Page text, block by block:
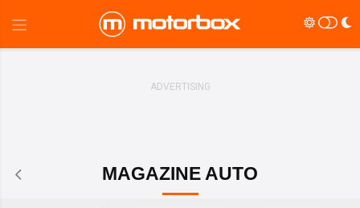
MAGAZINE AUTO